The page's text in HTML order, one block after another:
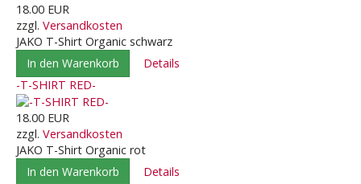
18.00 EUR
zzgl. Versandkosten
JAKO T-Shirt Organic schwarz
In den Warenkorb
Details
-T-SHIRT RED-
18.00 EUR
zzgl. Versandkosten
JAKO T-Shirt Organic rot
In den Warenkorb
Details